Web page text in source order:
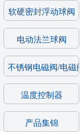
软硬密封浮动球阀
电动法兰球阀
不锈钢电磁阀/电磁阀
温度控制器
产品集锦